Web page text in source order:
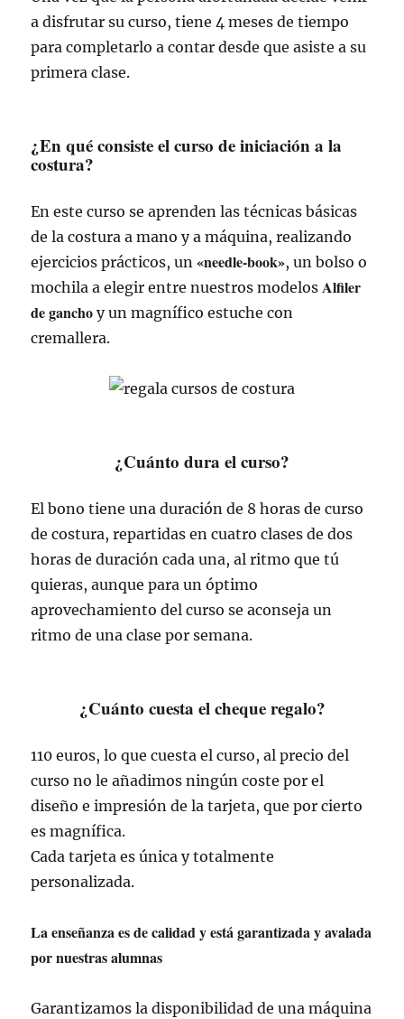
a disfrutar su curso, tiene 4 meses de tiempo
para completarlo a contar desde que asiste a su
primera clase.
¿En qué consiste el curso de iniciación a la
costura?
En este curso se aprenden las técnicas básicas
de la costura a mano y a máquina, realizando
ejercicios prácticos, un«needle-book», un bolso o
mochila a elegir entre nuestros modelosAlfiler
de gancho y un magnífico estuche con
cremallera.
¿Cuánto dura el curso?
El bono tiene una duración de 8 horas de curso
de costura, repartidas en cuatro clases de dos
horas de duración cada una, al ritmo que tú
quieras, aunque para un óptimo
aprovechamiento del curso se aconseja un
ritmo de una clase por semana.
¿Cuánto cuesta el cheque regalo?
110 euros, lo que cuesta el curso, al precio del
curso no le añadimos ningún coste por el
diseño e impresión de la tarjeta, que por cierto
es magnífica.
Cada tarjeta es única y totalmente
personalizada.
La enseñanza es de calidad y está garantizada y avalada
por nuestras alumnas
Garantizamos la disponibilidad de una máquina